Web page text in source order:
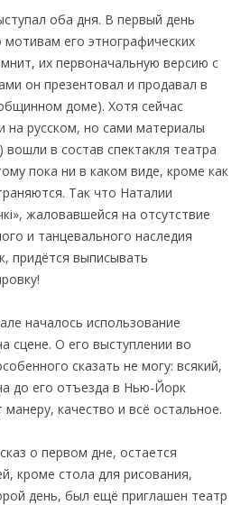
оба дня. В первый день
его этнографических
их первоначальную версию с
он презентовал и продавал в
доме). Хотя сейчас
на русском, но сами материалы
в состав спектакля театра
пока ни в каком виде, кроме как
Так что Наталии
жаловавшейся на отсутствие
и танцевального наследия
придётся выписывать
началось использование
сцене. О его выступлении во
сказать не могу: всякий,
до его отъезда в Нью-Йорк
качество и всё остальное.
о первом дне, остается
кроме стола для рисования,
день, был ещё приглашен театр